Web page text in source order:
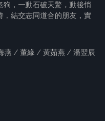
，一動石破天驚，動後悄
結交志同道合的朋友，實
燕 / 董緣 / 黃茹燕 / 潘翌辰